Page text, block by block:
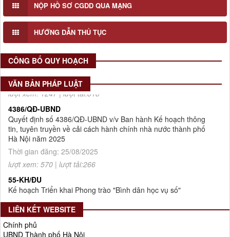
NỘP HỒ SƠ CGDD QUA MẠNG
HƯỚNG DẪN THỦ TỤC
CÔNG BỐ QUY HOẠCH
VĂN BẢN PHÁP LUẬT
2512/QĐ-UBND
Quyết định số 2512/QĐ-UBND v/v Phê duyệt Quy hoạch tổng
thể Thủ đô Hà Nội tầm nhìn 100 năm
Thời gian đăng: 14/05/2026
lượt xem: 1247 | lượt tải:818
4386/QĐ-UBND
Quyết định số 4386/QĐ-UBND v/v Ban hành Kế hoạch thông
tin, tuyên truyền về cải cách hành chính nhà nước thành phố
Hà Nội năm 2025
Thời gian đăng: 25/08/2025
lượt xem: 570 | lượt tải:266
55-KH/ĐU
Kế hoạch Triển khai Phong trào "Bình dân học vụ số"
Thời gian đăng: 02/06/2025
lượt xem: 627 | lượt tải:268
Số 27/UBND-ĐT
Triển khai thực hiện Nghị quyết số 34/2024/NQ-HĐND ngày
19/11/2024 của Hội đồng nhân dân Thành phố.
Thời gian đăng: 08/01/2025
LIÊN KẾT WEBSITE
Chính phủ
UBND Thành phố Hà Nội